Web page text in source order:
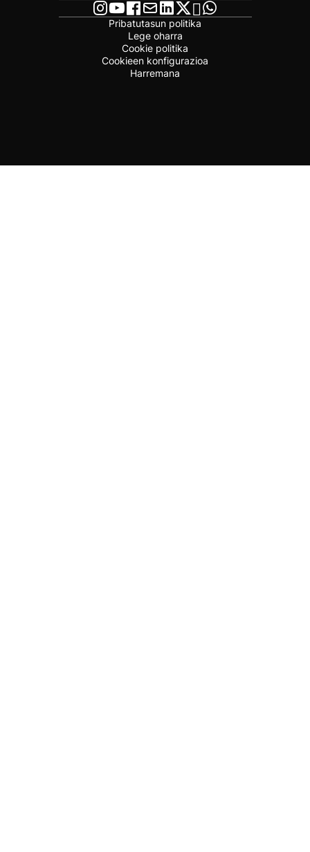
Pribatutasun politika
Lege oharra
Cookie politika
Cookieen konfigurazioa
Harremana